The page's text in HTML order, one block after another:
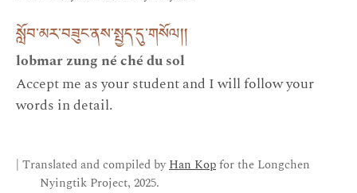
སློབ་མར་བཟུང་ནས་སྤྱད་དུ་གསོལ། །
lobmar zung né ché du sol
Accept me as your student and I will follow your
words in detail.
| Translated and compiled byHan Kopfor the Longchen
Nyingtik Project, 2025.